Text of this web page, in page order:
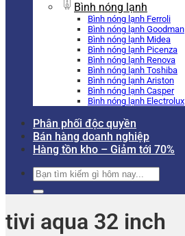
Bình nóng lạnh
Bình nóng lạnh Ferroli
Bình nóng lạnh Goodman
Bình nóng lạnh Midea
Bình nóng lạnh Picenza
Bình nóng lạnh Renova
Bình nóng lạnh Toshiba
Bình nóng lạnh Ariston
Bình nóng lạnh Casper
Bình nóng lạnh Electrolux
Phân phối độc quyền
Bán hàng doanh nghiệp
Hàng tồn kho – Giảm tới 70%
Tìm
kiếm:
tivi aqua 32 inch